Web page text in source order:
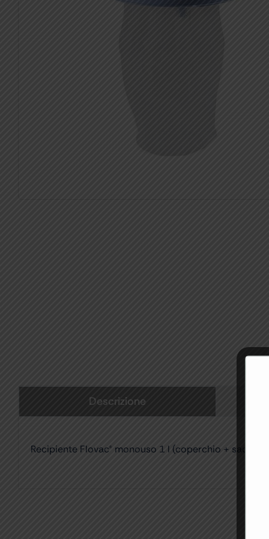
Descrizione
Recipiente Flovac® monouso 1 l (coperchio + sacca) –